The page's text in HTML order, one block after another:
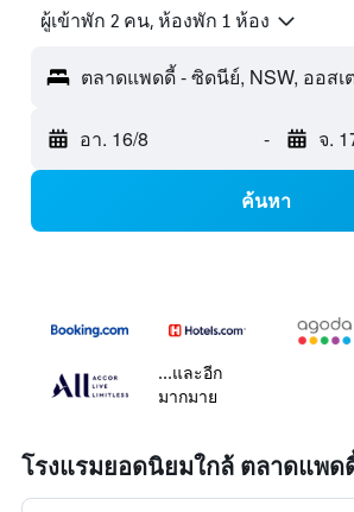
ผู้เข้าพัก 2 คน, ห้องพัก 1 ห้อง
ตลาดแพดดี้ - ซิดนีย์, NSW, ออสเ
อา. 16/8 - จ.
ค้นหา
...และอีก
มากมาย
โรงแรมยอดนิยมใกล้ ตลาดแพด